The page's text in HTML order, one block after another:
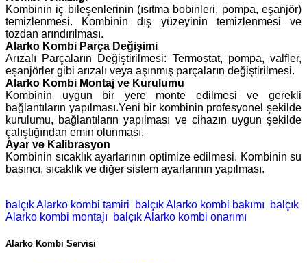
Kombinin iç bileşenlerinin (ısıtma bobinleri, pompa, eşanjör)
temizlenmesi. Kombinin dış yüzeyinin temizlenmesi ve
tozdan arındırılması.
Alarko Kombi Parça Değişimi
Arızalı Parçaların Değiştirilmesi: Termostat, pompa, valfler,
eşanjörler gibi arızalı veya aşınmış parçaların değiştirilmesi.
Alarko Kombi Montaj ve Kurulumu
Kombinin uygun bir yere monte edilmesi ve gerekli
bağlantıların yapılması.Yeni bir kombinin profesyonel şekilde
kurulumu, bağlantıların yapılması ve cihazın uygun şekilde
çalıştığından emin olunması.
Ayar ve Kalibrasyon
Kombinin sıcaklık ayarlarının optimize edilmesi. Kombinin su
basıncı, sıcaklık ve diğer sistem ayarlarının yapılması.
balçık Alarko kombi tamiri balçık Alarko kombi bakımı
balçık
Alarko kombi montajı
balçık Alarko kombi onarımı
Alarko Kombi Servisi